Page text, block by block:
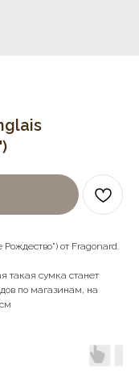
от Fragonard.
такая сумка станет
по магазинам, на